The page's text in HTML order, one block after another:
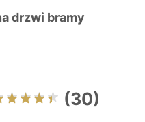
drzwi bramy
(30)